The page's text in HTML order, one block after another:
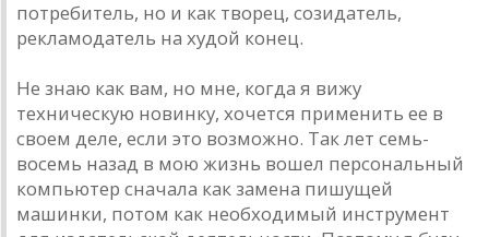
потребитель, но и как творец, созидатель,
рекламодатель на худой конец.
Не знаю как вам, но мне, когда я вижу
техническую новинку, хочется применить ее в
своем деле, если это возможно. Так лет семь-
восемь назад в мою жизнь вошел персональный
компьютер сначала как замена пишущей
машинки, потом как необходимый инструмент